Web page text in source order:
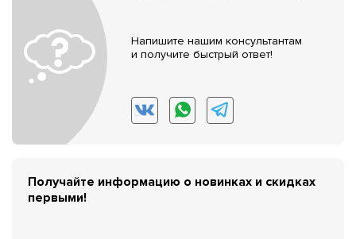
Напишите нашим консультантам
и получите быстрый ответ!
Получайте информацию о новинках и скидках
первыми!